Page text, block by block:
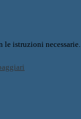
le istruzioni necessarie.